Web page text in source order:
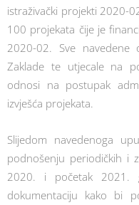
istraživački projekti 2020-
100 projekata čije je
2020-02. Sve
Zaklade te utjecale na
odnosi na postupak
izvješća projekata.
Slijedom navedenoga
podnošenju periodičkih i
2020. i početak 2021.
dokumentaciju kako bi